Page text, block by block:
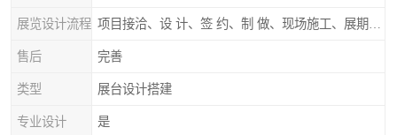
展览设计流程
售后 完善
类型 展台设计搭建
专业设计 是